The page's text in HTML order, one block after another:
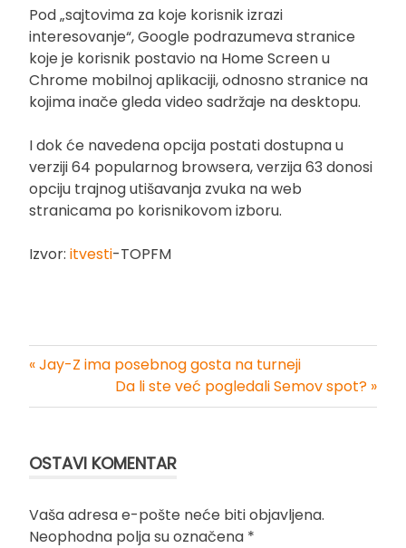
Pod „sajtovima za koje korisnik izrazi
interesovanje“, Google podrazumeva stranice
koje je korisnik postavio na Home Screen u
Chrome mobilnoj aplikaciji, odnosno stranice na
kojima inače gleda video sadržaje na desktopu.
I dok će navedena opcija postati dostupna u
verziji 64 popularnog browsera, verzija 63 donosi
opciju trajnog utišavanja zvuka na web
stranicama po korisnikovom izboru.
Izvor: itvesti-TOPFM
Kretanje
« Jay-Z ima posebnog gosta na turneji
Da li ste već pogledali Semov spot? »
OSTAVI KOMENTAR
Vaša adresa e-pošte neće biti objavljena.
Neophodna polja su označena *